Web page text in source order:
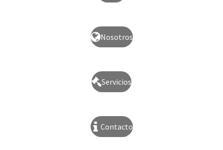
Nosotros
Servicios
Contacto